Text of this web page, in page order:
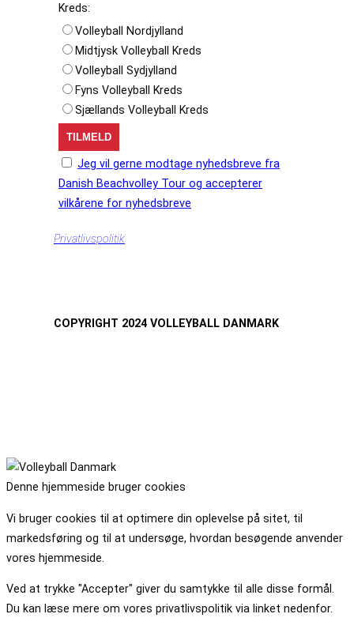
Kreds:
Volleyball Nordjylland
Midtjysk Volleyball Kreds
Volleyball Sydjylland
Fyns Volleyball Kreds
Sjællands Volleyball Kreds
Jeg vil gerne modtage nyhedsbreve fra
Danish Beachvolley Tour og accepterer
vilkårene for nyhedsbreve
Privatlivspolitik
COPYRIGHT 2024 VOLLEYBALL DANMARK
Denne hjemmeside bruger cookies
Vi bruger cookies til at optimere din oplevelse på sitet, til
markedsføring og til at undersøge, hvordan besøgende anvender
vores hjemmeside.
Ved at trykke "Accepter" giver du samtykke til alle disse formål.
Du kan læse mere om vores privatlivspolitik via linket nedenfor.